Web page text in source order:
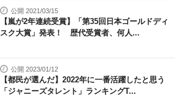
公開 2021/03/15
【嵐が2年連続受賞】「第35回日本ゴールドディ
スク大賞」発表！ 歴代受賞者、何人...
公開 2023/01/12
【都民が選んだ】2022年に一番活躍したと思う
「ジャニーズタレント」ランキングT...